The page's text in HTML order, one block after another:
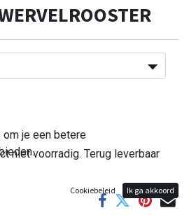
niet voorradig. Terug leverbaar
je een betere
Cookiebeleid Ik ga akkoord